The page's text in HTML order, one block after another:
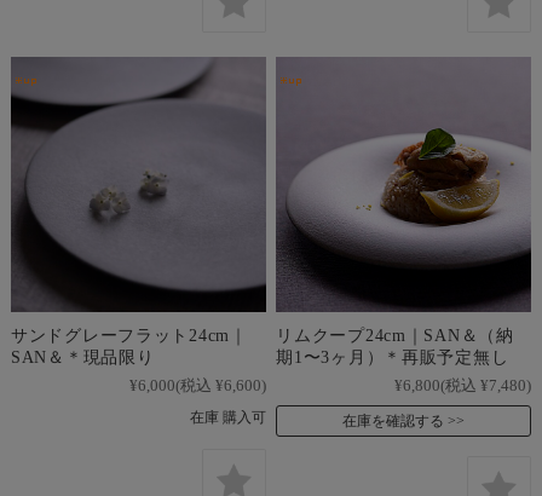
サンドグレーフラット24cm｜
SAN＆＊現品限り
¥6,000(税込 ¥6,600)
在庫 購入可
リムクープ24cm｜SAN＆（納
期1〜3ヶ月）＊再販予定無し
¥6,800(税込 ¥7,480)
在庫を確認する